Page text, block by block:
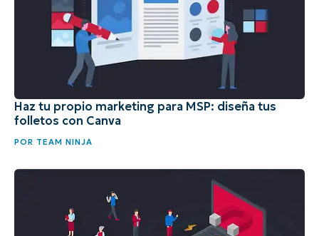
Haz tu propio marketing para MSP: diseña tus
folletos con Canva
POR TEAM NINJA